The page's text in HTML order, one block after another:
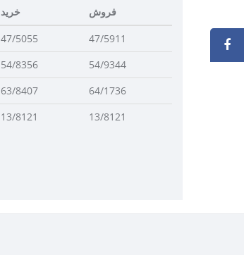
خرید فروش
47/5055 47/5911
54/8356 54/9344
63/8407 64/1736
13/8121 13/8121